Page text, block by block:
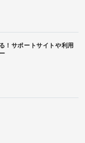
！サポートサイトや利用